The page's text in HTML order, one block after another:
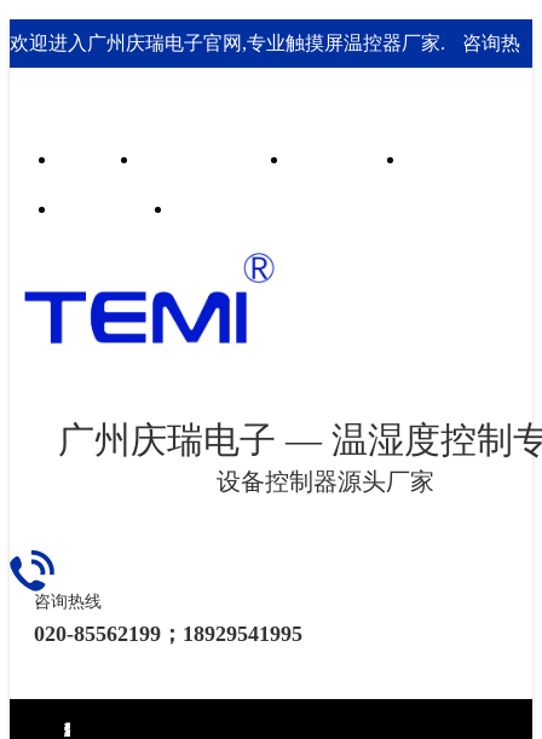
欢迎进入广州庆瑞电子官网,专业触摸屏温控器厂家. 咨询热
广州庆瑞电子 — 温湿度控制
设备控制器源头厂家
咨询热线
020-85562199；18929541995
环境试验设备控制器
力学试验设备控制器
热泵（冷水机）控制器
食品烘焙设备控制器
工业烘烤设备控制器
生化药品类控制器
无纸记录仪
电房环境控制器